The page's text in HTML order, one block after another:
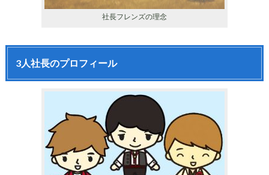
社長フレンズの理念
3人社長のプロフィール